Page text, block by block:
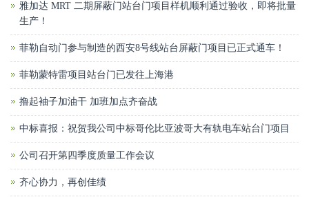
雅加达 MRT 二期屏蔽门站台门项目样机顺利通过验收，即将批量
生产！
菲勒自动门参与制造的西安8号线站台屏蔽门项目已正式通车！
菲勒蒙特雷项目站台门已发往上海港
撸起袖子加油干 加班加点齐奋战
中标喜报：祝贺我公司中标哥伦比亚波哥大有轨电车站台门项目
公司召开第四季度质量工作会议
齐心协力，再创佳绩